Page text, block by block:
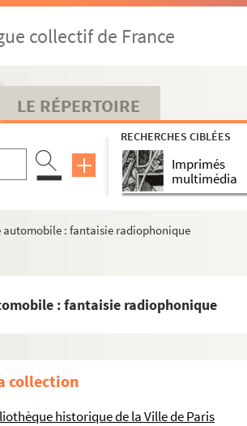
collectif de France
LE RÉPERTOIRE
RECHERCHES CIBLÉES
Imprimés
multimédia
automobile : fantaisie radiophonique
: fantaisie radiophonique
collection
historique de la Ville de Paris